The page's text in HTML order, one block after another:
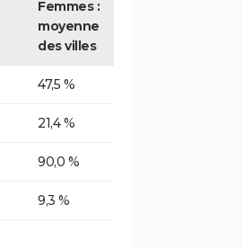
Femmes :
moyenne
des villes
47,5 %
21,4 %
90,0 %
9,3 %